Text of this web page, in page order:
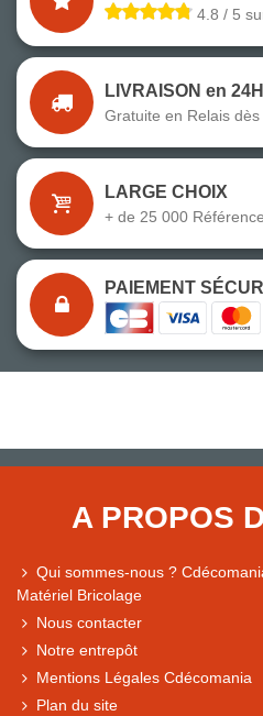
4.8 / 5
LIVRAISON en
Gratuite en Relais
LARGE CHOIX
+ de 25 000
PAIEMENT
A PROPOS
Qui sommes-nous ?
Matériel Bricolage
Nous contacter
Notre entrepôt
Mentions Légales Cdécomania
Plan du site